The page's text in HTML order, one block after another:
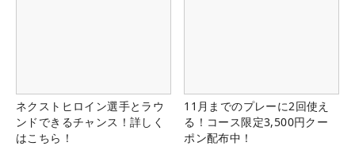
ネクストヒロイン選手とラウ
ンドできるチャンス！詳しく
はこちら！
11月までのプレーに2回使え
る！コース限定3,500円クー
ポン配布中！